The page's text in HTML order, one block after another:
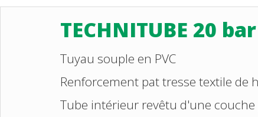
TECHNITUBE 20 bar
Tuyau souple en PVC
Renforcement pat tresse textile de
Tube intérieur revêtu d'une couche